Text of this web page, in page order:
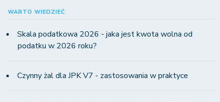
WARTO WIEDZIEĆ
Skala podatkowa 2026 - jaka jest kwota wolna od
podatku w 2026 roku?
Czynny żal dla JPK V7 - zastosowania w praktyce